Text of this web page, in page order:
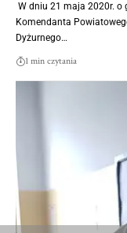
W dniu 21 maja 2020r. o
Komendanta
Dyżurnego…
1 min czytania